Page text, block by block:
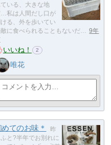
ている、大きな地
…私は人間だし口が
ける、外を歩いてい
敵に食べられることもないだ…
9年
いいね！ 2
唯花
めてのお味＊
昨
ふと?半年でお別れに